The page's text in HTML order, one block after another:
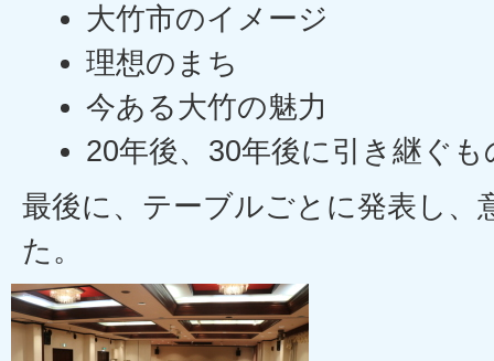
大竹市のイメージ
理想のまち
今ある大竹の魅力
20年後、30年後に引き継ぐも
最後に、テーブルごとに発表し、
た。